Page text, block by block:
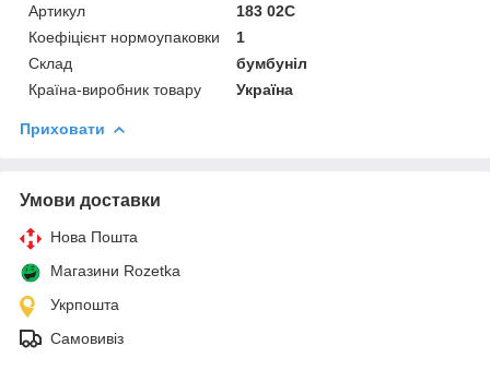
Артикул
183 02С
Коефіцієнт нормоупаковки
1
Склад
бумбуніл
Країна-виробник товару
Україна
Приховати
Умови доставки
Нова Пошта
Магазини Rozetka
Укрпошта
Самовивіз